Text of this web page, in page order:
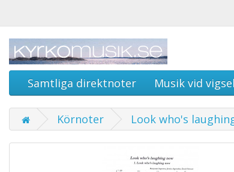
Samtliga direktnoter Musik vid vigsel
Körnoter Look who's